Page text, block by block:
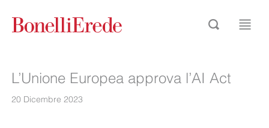
L’Unione Europea approva l’AI Act
20 Dicembre 2023